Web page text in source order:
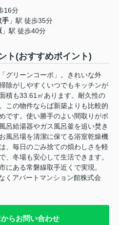
16分
手 」駅 徒歩35分
」駅 徒歩40分
ト(おすすめポイント)
グリーンコーポ」。きれいな外
除がしやすくいつでもキッチンが
積も33.61㎡あります。耐久性の
この物件ならば新築よりも比較的
です。使い勝手のよい間取りがポ
呂給湯器やガス風呂釜を追い焚き
風呂場を清潔に保てる浴室乾燥機
、毎日のごみ捨ての煩わしさを軽
、冬場も安心して生活できます。
にある常磐線取手近くで実現。
くアパートマンション館株式会
らお問い合わせ